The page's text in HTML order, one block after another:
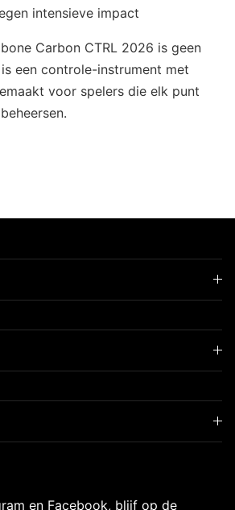
intensieve impact
Carbon CTRL 2026 is geen
een controle-instrument met
voor spelers die elk punt
en Facebook, blijf op de